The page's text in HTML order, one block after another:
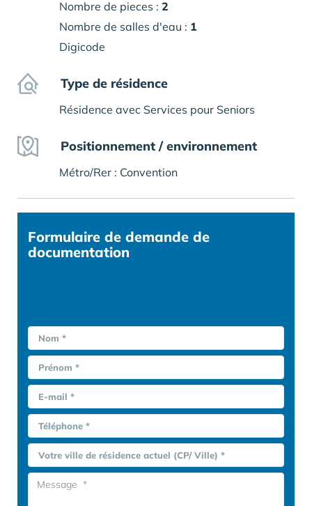
Nombre de pieces : 2
Nombre de salles d'eau : 1
Digicode
Type de résidence
Résidence avec Services pour Seniors
Positionnement / environnement
Métro/Rer : Convention
Formulaire de demande de
documentation
Nom *
Prénom *
E-mail *
Téléphone *
Votre ville de résidence actuel (CP/ Ville) *